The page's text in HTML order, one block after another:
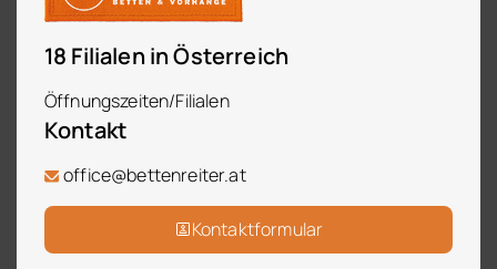
18 Filialen in Österreich
Öffnungszeiten/Filialen
Kontakt
office@bettenreiter.at
Kontaktformular